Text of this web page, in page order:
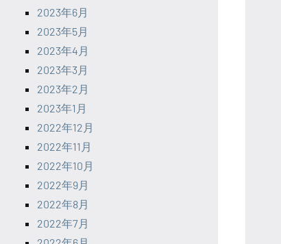
2023年6月
2023年5月
2023年4月
2023年3月
2023年2月
2023年1月
2022年12月
2022年11月
2022年10月
2022年9月
2022年8月
2022年7月